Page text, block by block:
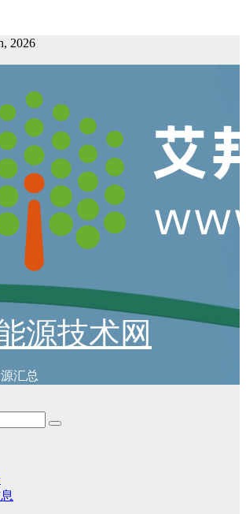
2026
源技术网
汇总